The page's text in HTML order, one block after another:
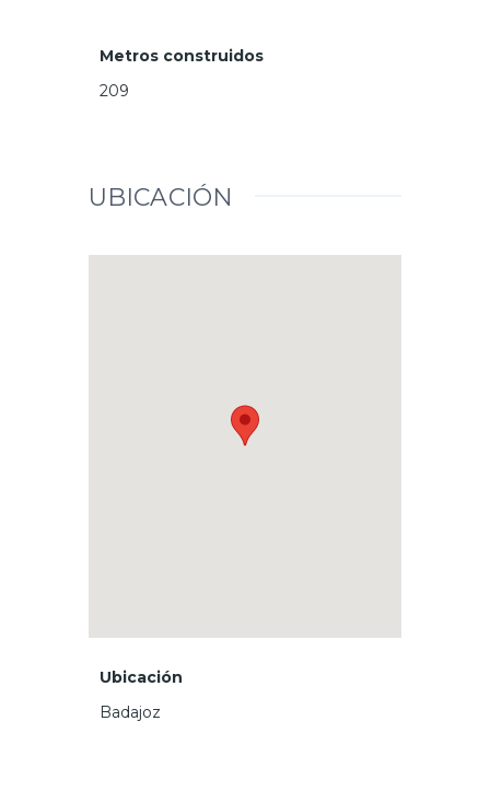
Metros construidos
209
UBICACIÓN
Ubicación
Badajoz